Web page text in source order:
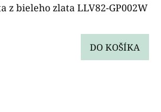
z bieleho zlata LLV82-GP002W
DO KOŠÍKA